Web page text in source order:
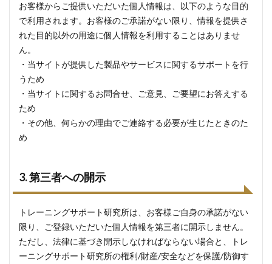
お客様からご提供いただいた個人情報は、以下のような目的
で利用されます。お客様のご承諾がない限り、情報を提供さ
れた目的以外の用途に個人情報を利用することはありませ
ん。
・当サイトが提供した製品やサービスに関するサポートを行
うため
・当サイトに関するお問合せ、ご意見、ご要望にお答えする
ため
・その他、何らかの理由でご連絡する必要が生じたときのた
め
3. 第三者への開示
トレーニングサポート研究所は、お客様ご自身の承諾がない
限り、ご登録いただいた個人情報を第三者に開示しません。
ただし、法律に基づき開示しなければならない場合と、トレ
ーニングサポート研究所の権利/財産/安全などを保護/防御す